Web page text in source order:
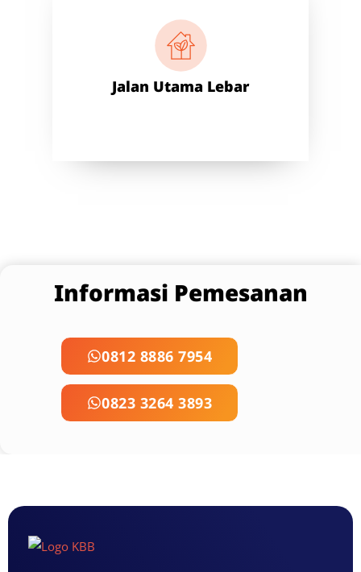
Jalan Utama Lebar
Informasi Pemesanan
0812 8886 7954
0823 3264 3893